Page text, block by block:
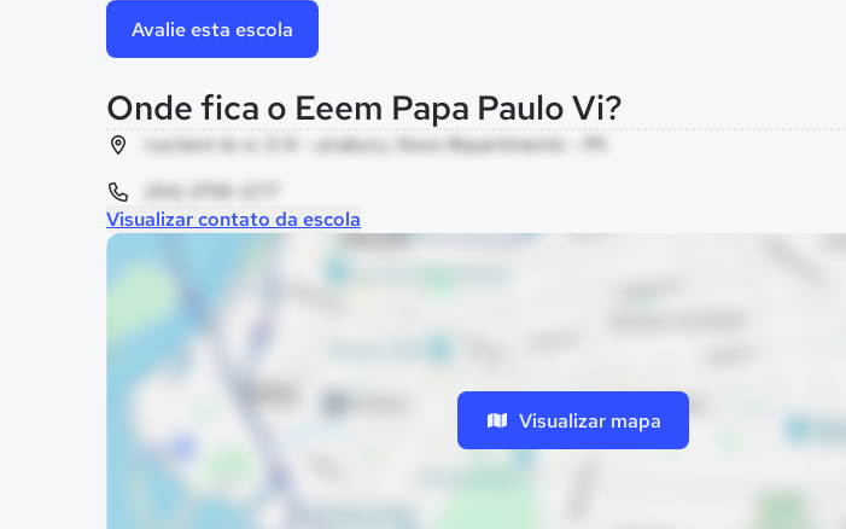
Avalie esta escola
Onde fica o Eeem Papa Paulo Vi?
rua bem te vi, S N - uiraburu, Novo Repartimento - PA
(94) 3758-1277
Visualizar contato da escola
Visualizar mapa